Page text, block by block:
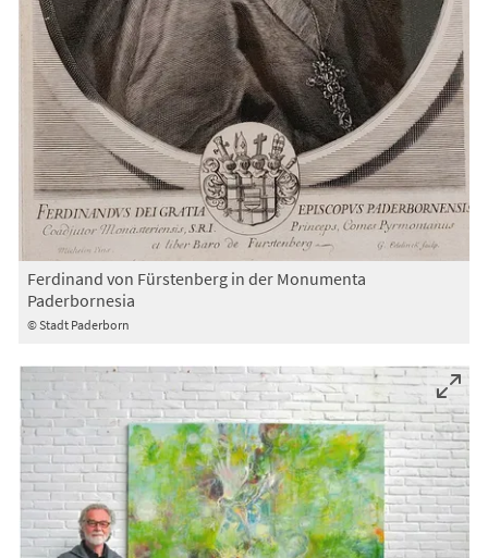
© Stadt Paderborn
Ferdinand von Fürstenberg in der Monumenta
Paderbornesia